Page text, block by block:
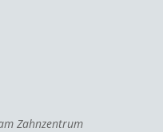
Zahnzentrum